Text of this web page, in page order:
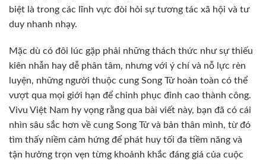
biệt là trong các lĩnh vực đòi hỏi sự tương tác xã hội và tư
duy nhanh nhạy.
Mặc dù có đôi lúc gặp phải những thách thức như sự thiếu
kiên nhẫn hay dễ phân tâm, nhưng với ý chí và nỗ lực rèn
luyện, những người thuộc cung Song Tử hoàn toàn có thể
vượt qua mọi giới hạn để chinh phục đỉnh cao thành công.
Vivu Việt Nam hy vọng rằng qua bài viết này, bạn đã có cái
nhìn sâu sắc hơn về cung Song Tử và bản thân mình, từ đó
tìm thấy niềm cảm hứng để phát huy tối đa tiềm năng và
tận hưởng trọn vẹn từng khoảnh khắc đáng giá của cuộc